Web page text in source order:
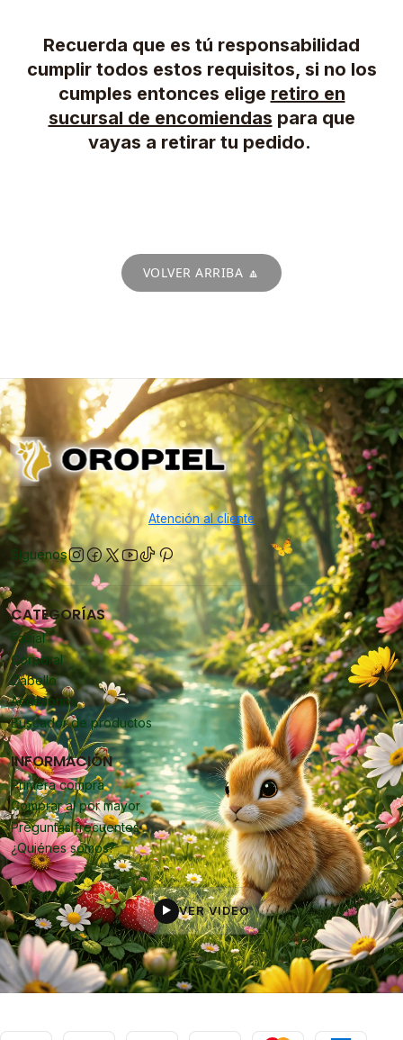
Recuerda que es tú responsabilidad
cumplir todos estos requisitos, si no los
cumples entonces elige retiro en
sucursal de encomiendas para que
vayas a retirar tu pedido.
VOLVER ARRIBA 🔼
Atención al cliente
Síguenos
CATEGORÍAS
Facial
Corporal
Cabello
Accesorios
Buscador de productos
INFORMACIÓN
Primera compra
Comprar al por mayor
Preguntas frecuentes
¿Quiénes somos?
▶ VER VIDEO